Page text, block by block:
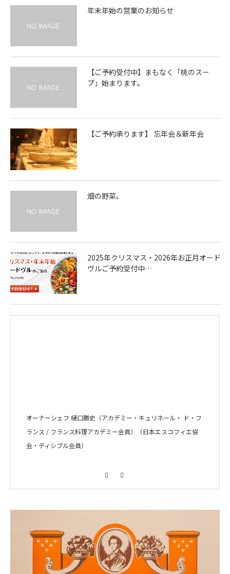
年末年始の営業のお知らせ
【ご予約受付中】まもなく「桃のスー
プ」始まります。
【ご予約承ります】 忘年会＆新年会
畑の野菜。
2025年クリスマス・2026年お正月オード
ヴルご予約受付中…
オーナーシェフ 樋口勝史（アカデミー・キュリネール・ ド・フ
ランス / フランス料理アカデミー会員）（日本エスコフィエ協
会・ディシプル会員）